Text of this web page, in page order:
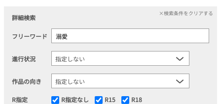
詳細検索
×検索条件をクリアする
フリーワード
進行状況
作品の向き
R指定 R指定なし R15 R18